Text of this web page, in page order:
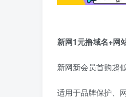
新网1元撸域名+网
新网新会员首购超
适用于品牌保护、